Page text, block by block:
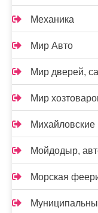
Механика
Мир Авто
Мир дверей,
Мир
Михайловские
Мойдодыр,
Морская